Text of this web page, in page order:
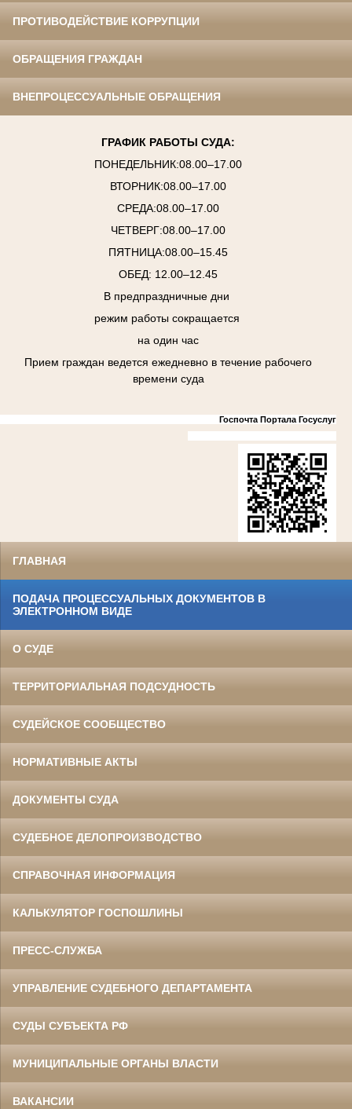
ПРОТИВОДЕЙСТВИЕ КОРРУПЦИИ
ОБРАЩЕНИЯ ГРАЖДАН
ВНЕПРОЦЕССУАЛЬНЫЕ ОБРАЩЕНИЯ
ГРАФИК РАБОТЫ СУДА:
ПОНЕДЕЛЬНИК:08.00–17.00
ВТОРНИК:08.00–17.00
СРЕДА:08.00–17.00
ЧЕТВЕРГ:08.00–17.00
ПЯТНИЦА:08.00–15.45
ОБЕД: 12.00–12.45
В предпраздничные дни
режим работы сокращается
на один час
Прием граждан ведется ежедневно в течение рабочего
времени суда
Госпочта Портала Госуслуг
ГЛАВНАЯ
ПОДАЧА ПРОЦЕССУАЛЬНЫХ ДОКУМЕНТОВ В
ЭЛЕКТРОННОМ ВИДЕ
О СУДЕ
ТЕРРИТОРИАЛЬНАЯ ПОДСУДНОСТЬ
СУДЕЙСКОЕ СООБЩЕСТВО
НОРМАТИВНЫЕ АКТЫ
ДОКУМЕНТЫ СУДА
СУДЕБНОЕ ДЕЛОПРОИЗВОДСТВО
СПРАВОЧНАЯ ИНФОРМАЦИЯ
КАЛЬКУЛЯТОР ГОСПОШЛИНЫ
ПРЕСС-СЛУЖБА
УПРАВЛЕНИЕ СУДЕБНОГО ДЕПАРТАМЕНТА
СУДЫ СУБЪЕКТА РФ
МУНИЦИПАЛЬНЫЕ ОРГАНЫ ВЛАСТИ
ВАКАНСИИ